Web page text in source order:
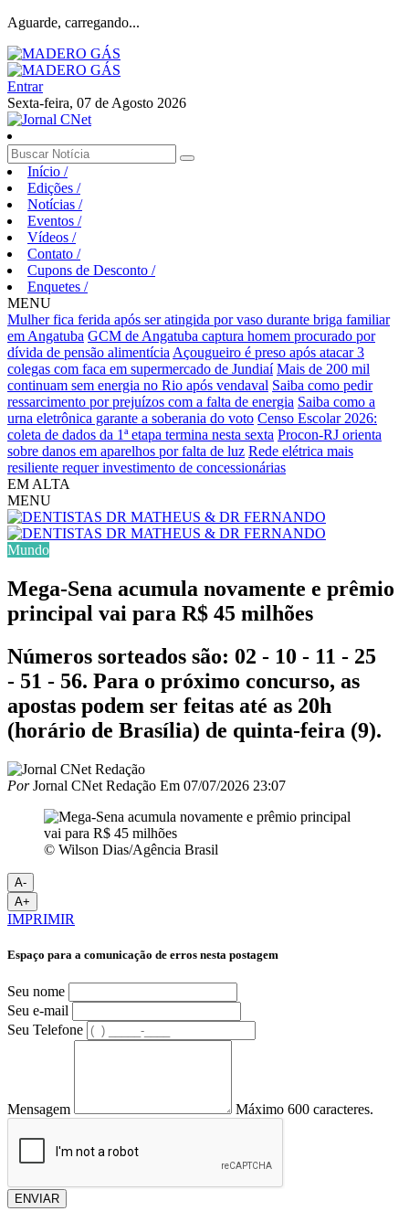
Aguarde, carregando...
Entrar
Sexta-feira, 07 de Agosto 2026
Início /
Edições /
Notícias /
Eventos /
Vídeos /
Contato /
Cupons de Desconto /
Enquetes /
MENU
Mulher fica ferida após ser atingida por vaso durante briga familiar
em Angatuba GCM de Angatuba captura homem procurado por
dívida de pensão alimentícia Açougueiro é preso após atacar 3
colegas com faca em supermercado de Jundiaí Mais de 200 mil
continuam sem energia no Rio após vendaval Saiba como pedir
ressarcimento por prejuízos com a falta de energia Saiba como a
urna eletrônica garante a soberania do voto Censo Escolar 2026:
coleta de dados da 1ª etapa termina nesta sexta Procon-RJ orienta
sobre danos em aparelhos por falta de luz Rede elétrica mais
resiliente requer investimento de concessionárias
EM ALTA
MENU
Mundo
Mega-Sena acumula novamente e prêmio
principal vai para R$ 45 milhões
Números sorteados são: 02 - 10 - 11 - 25
- 51 - 56. Para o próximo concurso, as
apostas podem ser feitas até as 20h
(horário de Brasília) de quinta-feira (9).
PorJornal CNet Redação Em 07/07/2026 23:07
© Wilson Dias/Agência Brasil
A-
A+
IMPRIMIR
Espaço para a comunicação de erros nesta postagem
Seu nome
Seu e-mail
Seu Telefone
Mensagem Máximo 600 caracteres.
ENVIAR